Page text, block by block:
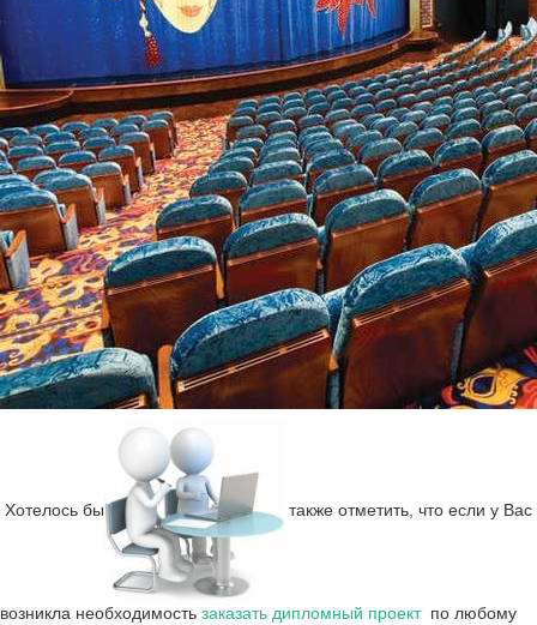
Хотелось бы также отметить, что если у Вас
возникла необходимость заказать дипломный проект по любому